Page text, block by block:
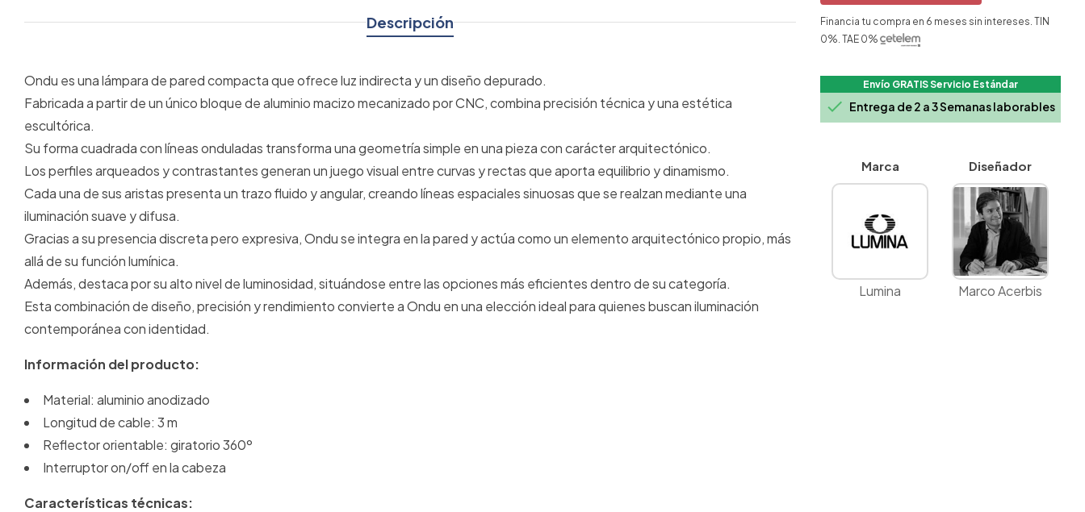
Descripción
Ondu es una lámpara de pared compacta que ofrece luz indirecta y un diseño depurado.
Fabricada a partir de un único bloque de aluminio macizo mecanizado por CNC, combina precisión técnica y una estética
escultórica.
Su forma cuadrada con líneas onduladas transforma una geometría simple en una pieza con carácter arquitectónico.
Los perfiles arqueados y contrastantes generan un juego visual entre curvas y rectas que aporta equilibrio y dinamismo.
Cada una de sus aristas presenta un trazo fluido y angular, creando líneas espaciales sinuosas que se realzan mediante una
iluminación suave y difusa.
Gracias a su presencia discreta pero expresiva, Ondu se integra en la pared y actúa como un elemento arquitectónico propio, más
allá de su función lumínica.
Además, destaca por su alto nivel de luminosidad, situándose entre las opciones más eficientes dentro de su categoría.
Esta combinación de diseño, precisión y rendimiento convierte a Ondu en una elección ideal para quienes buscan iluminación
contemporánea con identidad.
Información del producto:
Material: aluminio anodizado
Longitud de cable: 3 m
Reflector orientable: giratorio 360º
Interruptor on/off en la cabeza
Características técnicas:
Financia tu compra en 6 meses sin intereses. TIN
0%. TAE 0%
Envío GRATIS Servicio Estándar
 Entrega de 2 a 3 Semanas laborables
Marca
Lumina
Diseñador
Marco Acerbis